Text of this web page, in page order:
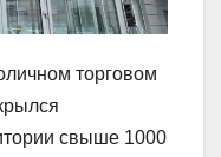
торговом
свыше 1000